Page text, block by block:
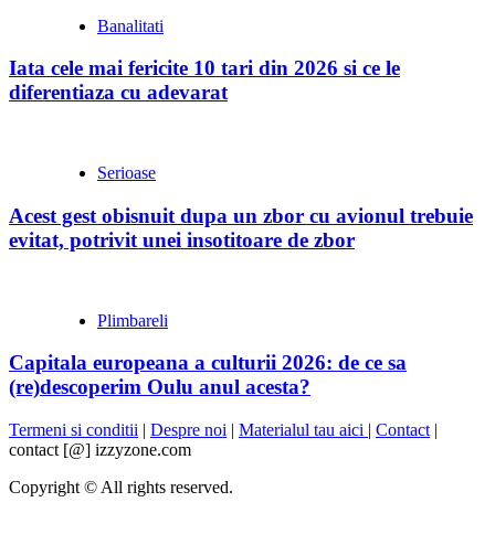
Banalitati
Iata cele mai fericite 10 tari din 2026 si ce le
diferentiaza cu adevarat
Serioase
Acest gest obisnuit dupa un zbor cu avionul trebuie
evitat, potrivit unei insotitoare de zbor
Plimbareli
Capitala europeana a culturii 2026: de ce sa
(re)descoperim Oulu anul acesta?
Termeni si conditii | Despre noi | Materialul tau aici | Contact |
contact [@] izzyzone.com
Copyright © All rights reserved.